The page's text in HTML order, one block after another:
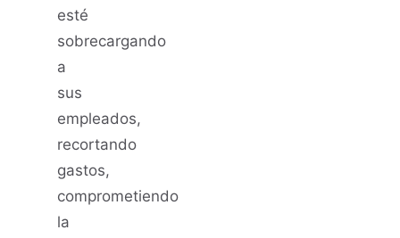
esté
sobrecargando
a
sus
empleados,
recortando
gastos,
comprometiendo
la